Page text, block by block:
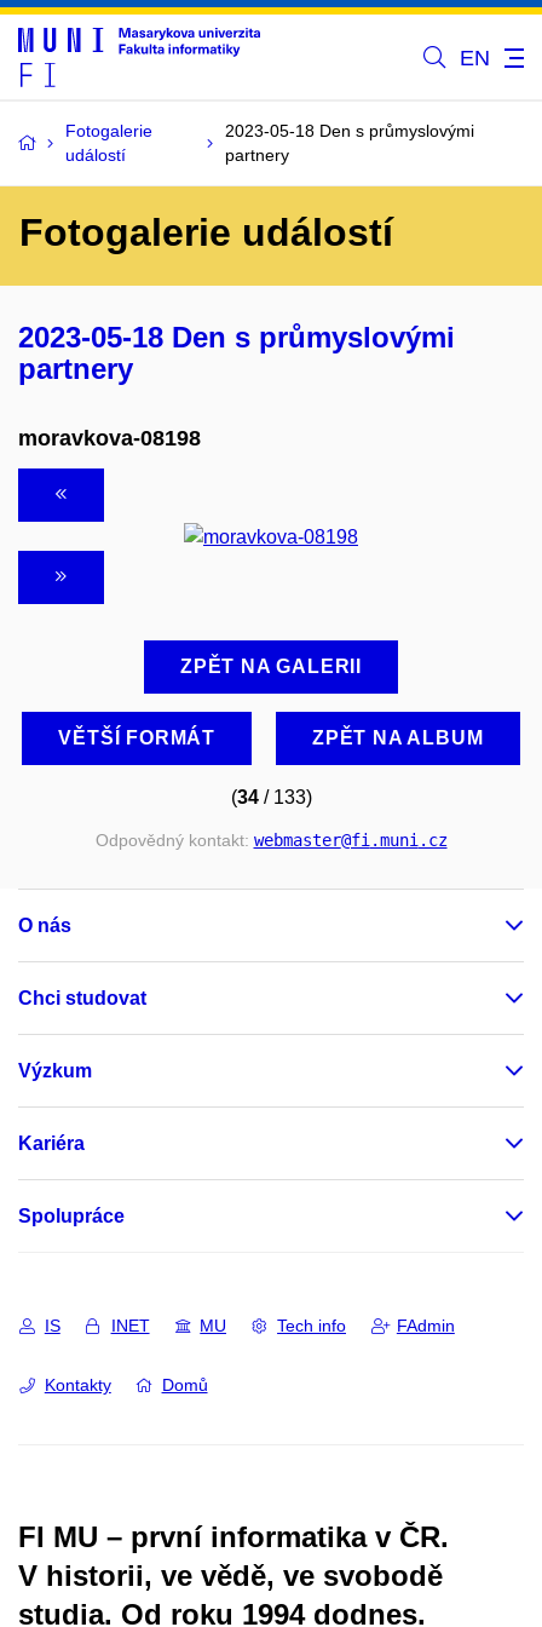
EN
Fotogalerie
událostí
2023-05-18 Den s průmyslovými
partnery
Fotogalerie událostí
2023-05-18 Den s průmyslovými
partnery
moravkova-08198
ZPĚT NA GALERII
VĚTŠÍ FORMÁT ZPĚT NA ALBUM
(34/ 133)
Odpovědný kontakt: webmaster@fi.muni.cz
O nás
Chci studovat
Výzkum
Kariéra
Spolupráce
IS INET MU Tech info FAdmin
Kontakty Domů
FI MU – první informatika v ČR.
V historii, ve vědě, ve svobodě
studia. Od roku 1994 dodnes.